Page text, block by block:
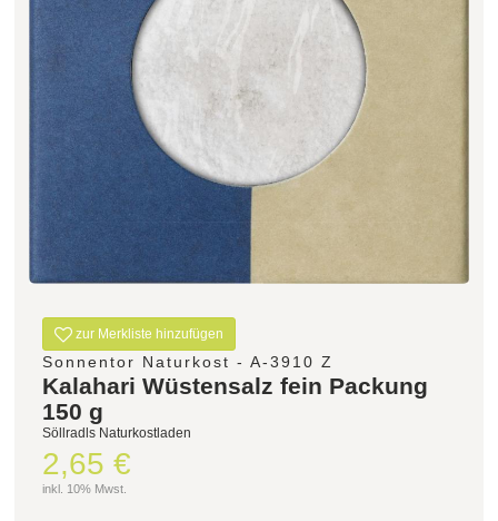
zur Merkliste hinzufügen
Sonnentor Naturkost - A-3910 Z
Kalahari Wüstensalz fein Packung
150 g
Söllradls Naturkostladen
2,65 €
inkl. 10% Mwst.